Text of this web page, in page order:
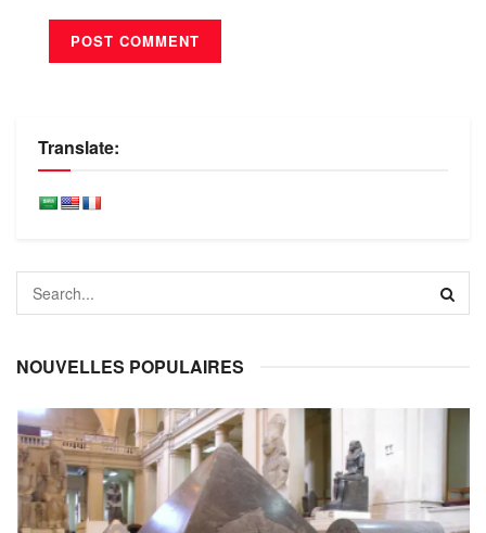
Translate:
NOUVELLES POPULAIRES